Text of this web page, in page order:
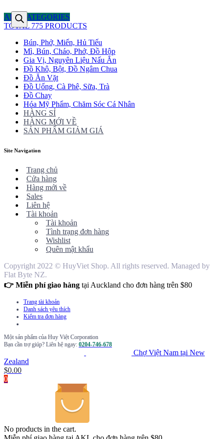
ALL CATEGORIES
TOTAL 775 PRODUCTS
Bún, Phở, Miến, Hủ Tiếu
Mì, Bún, Cháo, Phở, Đồ Hộp
Gia Vị, Nguyên Liệu Nấu Ăn
Đồ Khô, Bột, Đồ Ngâm Chua
Đồ Ăn Vặt
Đồ Uống, Cà Phê, Sữa, Trà
Đồ Chay
Hóa Mỹ Phẩm, Chăm Sóc Cá Nhân
HÀNG SỈ
HÀNG MỚI VỀ
SẢN PHẨM GIẢM GIÁ
Site Navigation
Trang chủ
Cửa hàng
Hàng mới về
Sales
Liên hệ
Tài khoản
Tài khoản
Tình trạng đơn hàng
Wishlist
Quên mật khẩu
Copyright 2022 © HuyViet Shop. All rights reserved. Managed by
Flat Byte NZ.
👉 Miễn phí giao hàng tại Auckland cho đơn hàng trên $80
Trang tài khoản
Danh sách yêu thích
Kiểm tra đơn hàng
Một sản phẩm của Huy Việt Corporation
Bạn cần trợ giúp? Liên hệ ngay: 0204-746-678
Chợ Việt Nam tại New
Zealand
$0.00
0
No products in the cart.